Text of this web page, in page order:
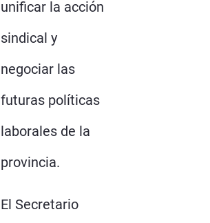
unificar la acción
sindical y
negociar las
futuras políticas
laborales de la
provincia.
El Secretario